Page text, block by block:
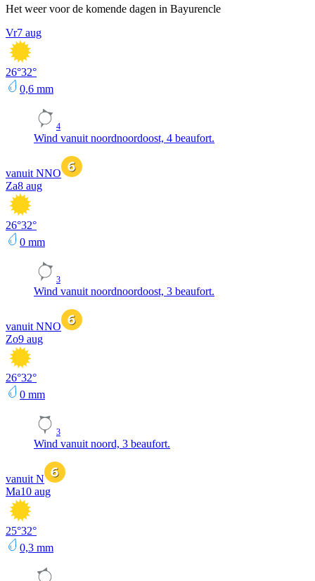
Het weer voor de komende dagen in Bayurencle
Vr7 aug
26°32°
0,6 mm
4
Wind vanuit noordnoordoost, 4 beaufort.
vanuit NNO
Za8 aug
26°32°
0 mm
3
Wind vanuit noordnoordoost, 3 beaufort.
vanuit NNO
Zo9 aug
26°32°
0 mm
3
Wind vanuit noord, 3 beaufort.
vanuit N
Ma10 aug
25°32°
0,3 mm